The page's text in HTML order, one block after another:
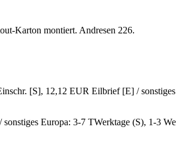
Karton montiert. Andresen 226.
[S], 12,12 EUR Eilbrief [E] /
Europa: 3-7 TWerktage (S), 1-3